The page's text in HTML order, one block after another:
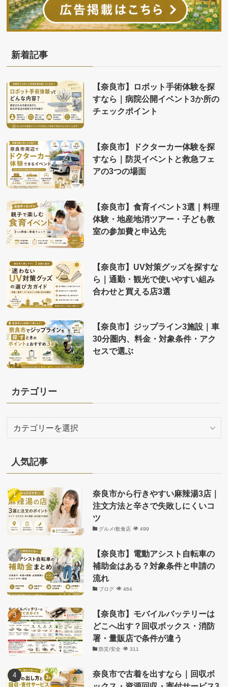
新着記事
【奈良市】ロボット手術体験を探
すなら｜病院公開イベント3か所の
チェックポイント
【奈良市】ドクターカー体験を探
すなら｜防災イベントと救急フェ
アの3つの場面
【奈良市】食育イベント3選｜料理
体験・地産地消ツアー・子ども教
室の参加費と申込先
【奈良市】UV対策グッズを探すな
ら｜通勤・観光で使いやすい組み
合わせと買える店3選
【奈良市】ジップライン3施設｜車
30分圏内、料金・対象条件・アク
セスで選ぶ
カテゴリー
リ
ー
人気記事
奈良市から行きやすい麻辣湯3店｜
注文方法と辛さで失敗しにくいコ
ツ
グルメ/飲食店 499
【奈良市】電動アシスト自転車の
補助金はある？対象条件と申請の
流れ
ブログ 464
【奈良市】モバイルバッテリーは
どこへ出す？回収ボックス・消防
署・量販店で条件が違う
防災/安全 311
奈良市で古着を出すなら｜回収ボ